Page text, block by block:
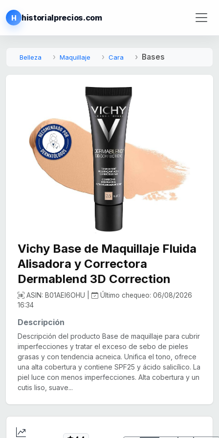
H historialprecios.com
Belleza Maquillaje Cara Bases
Vichy Base de Maquillaje Fluida
Alisadora y Correctora
Dermablend 3D Correction
ASIN: B01AEI6OHU |
Último chequeo: 06/08/2026
16:34
Descripción
Descripción del producto Base de maquillaje para cubrir
imperfecciones y tratar el exceso de sebo de pieles
grasas y con tendencia acneica. Unifica el tono, ofrece
una alta cobertura y contiene SPF25 y ácido salicílico. La
piel luce con menos imperfecciones. Alta cobertura y un
cutis liso, suave...